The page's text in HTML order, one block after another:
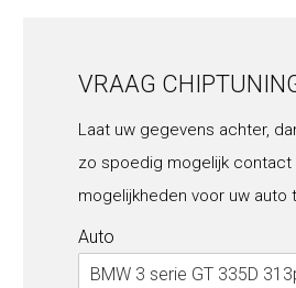
VRAAG
Laat uw gegevens achter,
zo spoedig mogelijk
mogelijkheden voor uw auto
Auto